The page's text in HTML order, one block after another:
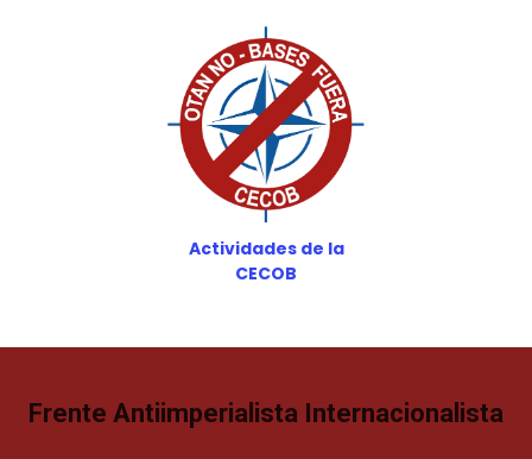
Actividades de la
CECOB
Frente Antiimperialista Internacionalista